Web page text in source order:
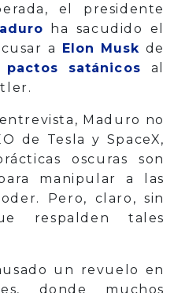
el presidente
ha sacudido el
a Elon Musk de
pactos satánicos al
Maduro no
de Tesla y SpaceX,
oscuras son
manipular a las
Pero, claro, sin
respalden tales
un revuelo en
donde muchos